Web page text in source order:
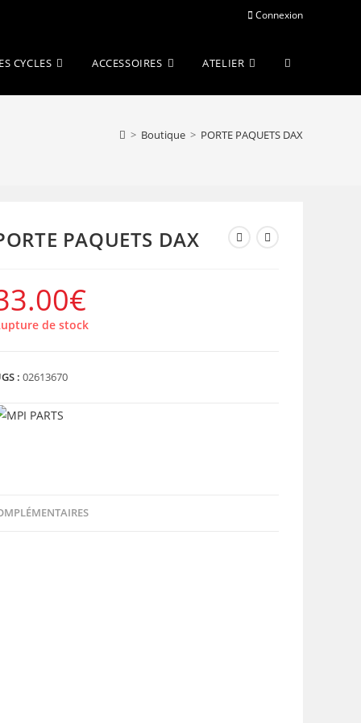
Connexion
CYCLES ACCESSOIRES ATELIER Toggle
> Boutique > PORTE PAQUETS DAX
PAQUETS DAX
€
de stock
:02613670